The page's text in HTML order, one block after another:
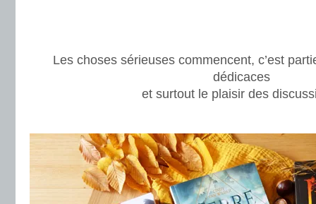
Les choses sérieuses commencent, c’est
dédicaces
et surtout le plaisir des